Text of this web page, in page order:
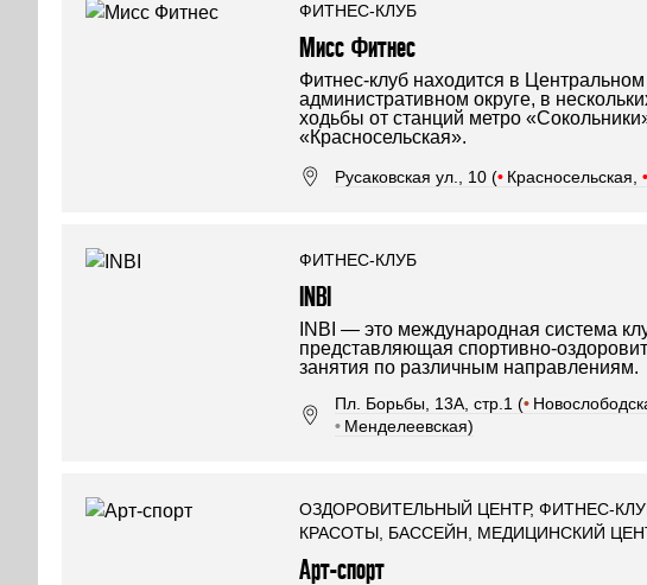
ФИТНЕС-КЛУБ
Мисс Фитнес
Фитнес-клуб находится в Центральном
административном округе, в
ходьбы от станций метро
«Красносельская».
Русаковская ул., 10 (• Красносельская, •
ФИТНЕС-КЛУБ
INBI
INBI — это международная система
представляющая спортивно-
занятия по различным направлениям.
Пл. Борьбы, 13А, стр.1 (•
• Менделеевская)
ОЗДОРОВИТЕЛЬНЫЙ ЦЕНТР, ФИТНЕС-
КРАСОТЫ, БАССЕЙН, МЕДИЦИНСКИЙ
Арт-спорт